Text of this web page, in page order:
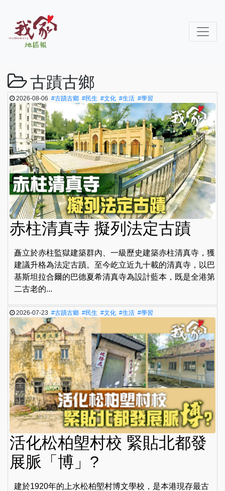
古蹟古鄉
2026-08-06#古蹟古鄉 #民生 #文化 #生活 #學習
赤柱清真寺 擬列法定古蹟
矗立於赤柱監獄建築群內、一級歷史建築赤柱清真寺，獲
建議升格為法定古蹟。至今屹立近九十載的清真寺，以巴
基斯坦拉合爾的巴德夏希清真寺為設計藍本，既是全港第
二古老的...
2026-07-23#古蹟古鄉 #民生 #文化 #生活 #學習
活化松柏塱村校 緊貼北都發
展脈「博」?
建於1920年的上水松柏塱村博文學校，是本港現存最古